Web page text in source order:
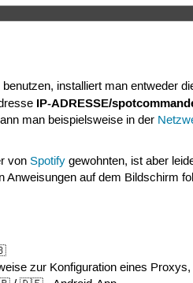
installiert man entweder
IP-ADRESSE/
man beispielsweise in der
vonSpotify gewohnten, ist aber
Anweisungen auf dem Bildschirm
zur Konfiguration eines Proxys,